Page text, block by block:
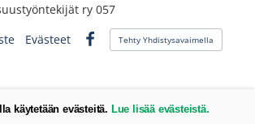
ry 057
Evästeet
Facebook
Tehty Yhdistysavaimella
käytetään evästeitä. Lue lisää evästeistä.